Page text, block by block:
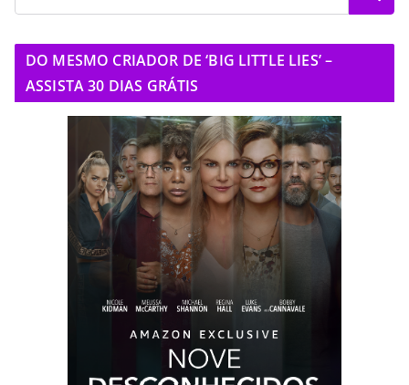
DO MESMO CRIADOR DE ‘BIG LITTLE LIES’ –
ASSISTA 30 DIAS GRÁTIS